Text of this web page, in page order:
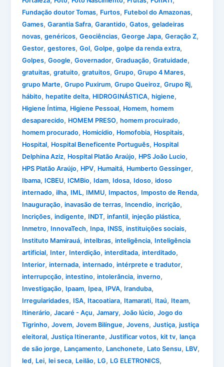
Fundação doutor Tomas, Furtos, Futebol do Amazonas,
Games,Garantia Safra,Garantido,Gatos,geladeiras
novas,genéricos,Geociências,George Japa,Geração Z,
Gestor,gestores,Gol,Golpe,golpe da renda extra,
Golpes,Google,Governador,Graduação,Gratuidade,
gratuitas,gratuito,gratuitos,Grupo,Grupo 4 Mares,
grupo Marte,Grupo Puxirum,Grupo Queiroz,Grupo Rj,
hábito,hepatite delta, HIDROGINÁSTICA,higiene,
Higiene Íntima, Higiene Pessoal, Homem,homem
desaparecido, HOMEM PRESO,homem procuirado,
homem procurado, Homicídio, Homofobia, Hospitais,
Hospital, Hospital Beneficente Português, Hospital
Delphina Aziz, Hospital Platão Araújo, HPS João Lucio,
HPS Platão Araújo, HPV, Humaitá, Humberto Gessinger,
Ibama, ICBEU, ICMBio, Idam, Idosa, Idoso,idoso
internado,ilha, IML, IMMU, Impactos, Imposto de Renda,
Inauguração,inavasão de terras, Incendio,incrição,
Incrições,indigente, INDT,infantil,injeção plástica,
Inmetro, InnovaTech, Inpa, INSS,instituições sociais,
Instituto Mamirauá,intelbras,inteligência, Inteligência
artificial, Inter, Interdição,interditada,interditado,
Interior,internada,internado,intérprete e tradutor,
interrupcção,intestino,intolerância,inverno,
Investigação, Ipaam, Ipea, IPVA, Iranduba,
Irregularidades, ISA, Itacoatiara, Itamarati, Itaú, Iteam,
Itinerário,Jacaré - Açu,Jamary,João lúcio,Jogo do
Tigrinho,Jovem,Jovem Bilíngue,Jovens,Justiça,justiça
eleitoral,Justiça Itinerante,Justificar votos,kit tv,lança
de são jorge, Lançamento, Lanchonete, Lato Sensu, LBV,
led, Lei,lei seca, Leilão, LG, LG ELETRONICS,